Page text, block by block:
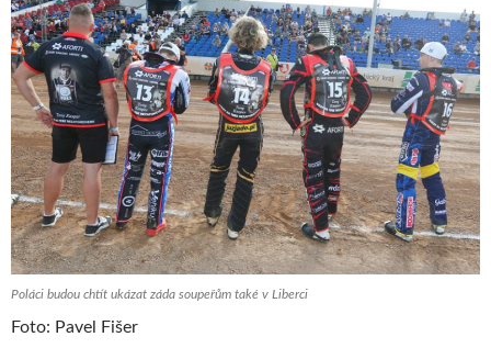
Poláci budou chtít ukázat záda soupeřům také v Liberci
Foto: Pavel Fišer